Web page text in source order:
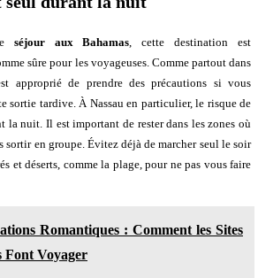
séjour aux Bahamas, cette destination est
sûre pour les voyageuses. Comme partout dans
approprié de prendre des précautions si vous
sortie tardive. À Nassau en particulier, le risque de
la nuit. Il est important de rester dans les zones où
en groupe. Évitez déjà de marcher seul le soir
et déserts, comme la plage, pour ne pas vous faire
Romantiques : Comment les Sites
Font Voyager